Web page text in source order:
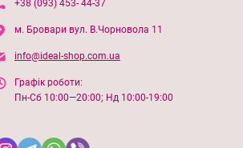
+38 (093) 453- 44-37
м. Бровари вул. В.Чорновола 11
info@ideal-shop.com.ua
Графік роботи:
Пн-Сб 10:00—20:00; Нд 10:00-19:00